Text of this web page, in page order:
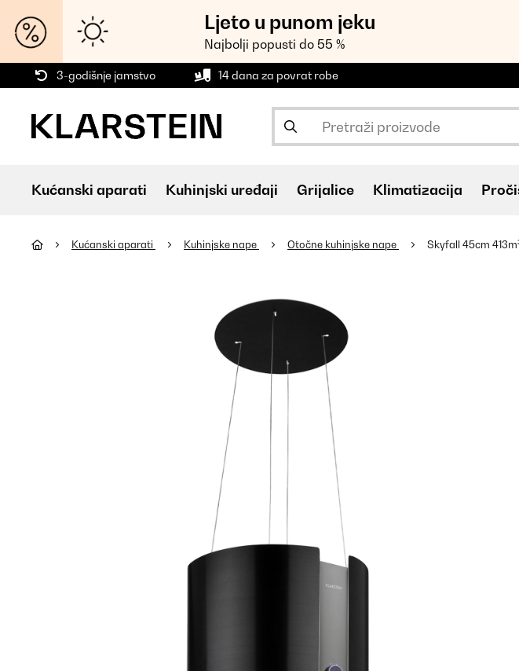
Ljeto u punom jeku
Najbolji popusti do 55 %
3-godišnje jamstvo 14 dana za povrat robe
Kućanski aparati Kuhinjski uređaji Grijalice Klimatizacija
Kućanski aparati Kuhinjske nape Otočne kuhinjske nape Skyfall 45cm